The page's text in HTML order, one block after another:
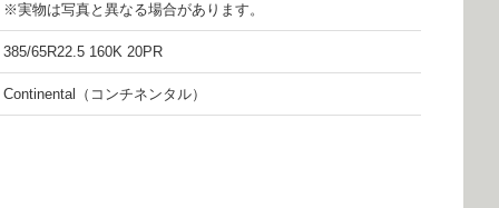
※実物は写真と異なる場合があります。
385/65R22.5 160K 20PR
Continental（コンチネンタル）